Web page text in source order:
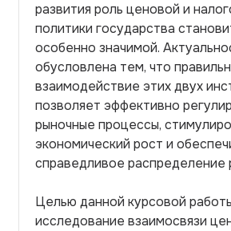
развития роль ценовой и
политики государства
особенно значимой.
обусловлена тем, что
взаимодействие этих двух
позволяет эффективно
рыночные процессы,
экономический рост и
справедливое распределение
Целью данной курсовой
исследование взаимосвязи